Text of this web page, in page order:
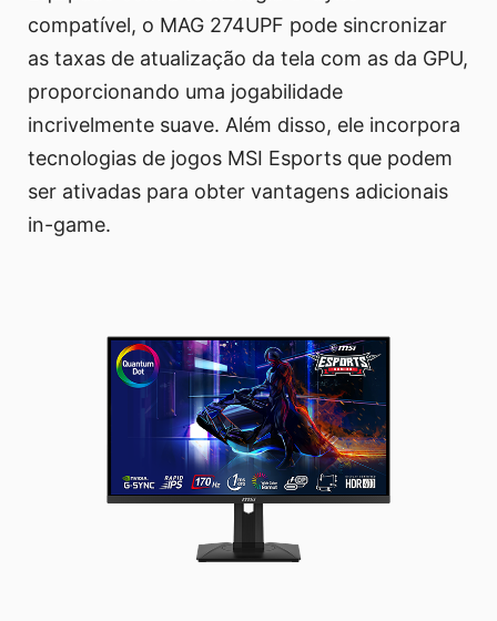
compatível, o MAG 274UPF pode sincronizar
as taxas de atualização da tela com as da GPU,
proporcionando uma jogabilidade
incrivelmente suave. Além disso, ele incorpora
tecnologias de jogos MSI Esports que podem
ser ativadas para obter vantagens adicionais
in-game.